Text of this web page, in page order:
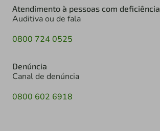
Atendimento à pessoas com deficiência
Auditiva ou de fala
0800 724 0525
Denúncia
Canal de denúncia
0800 602 6918